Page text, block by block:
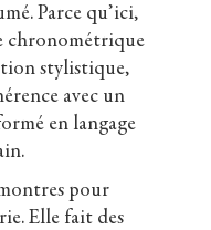
Parce qu’ici,
chronométrique
stylistique,
avec un
en langage
pour
Elle fait des